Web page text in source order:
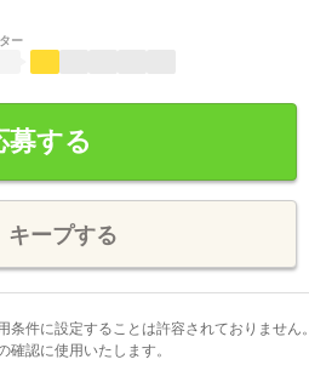
ー
募する
キープする
条件に設定することは許容されておりません
認に使用いたします。